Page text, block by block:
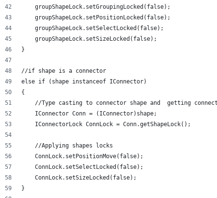
    groupShapeLock.setGroupingLocked(false);
    groupShapeLock.setPositionLocked(false);
    groupShapeLock.setSelectLocked(false);
    groupShapeLock.setSizeLocked(false);
}
//if shape is a connector
else if (shape instanceof IConnector)
{
//Type casting to connector shape and  getting
    IConnector Conn = (IConnector)shape;
    IConnectorLock ConnLock = Conn.getShapeLock();
    //Applying shapes locks
    ConnLock.setPositionMove(false);
    ConnLock.setSelectLocked(false);
    ConnLock.setSizeLocked(false);
}